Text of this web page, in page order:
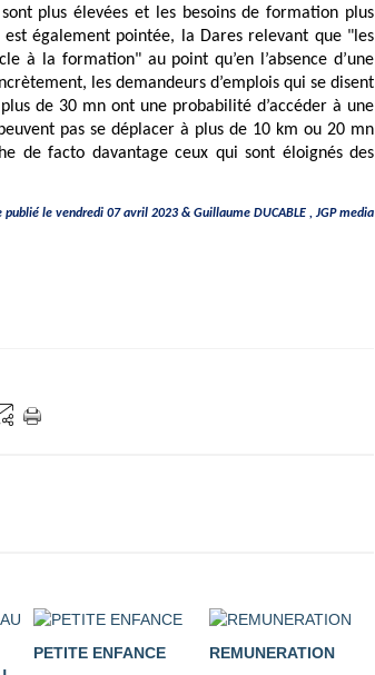
plus élevées et les besoins de formation plus
également pointée, la Dares relevant que "les
à la formation" au point qu’en l’absence d’une
les demandeurs d’emplois qui se disent
de 30 mn ont une probabilité d’accéder à une
pas se déplacer à plus de 10 km ou 20 mn
de facto davantage ceux qui sont éloignés des
publié le vendredi 07 avril 2023 & Guillaume DUCABLE , JGP media
PETITE ENFANCE REMUNERATION